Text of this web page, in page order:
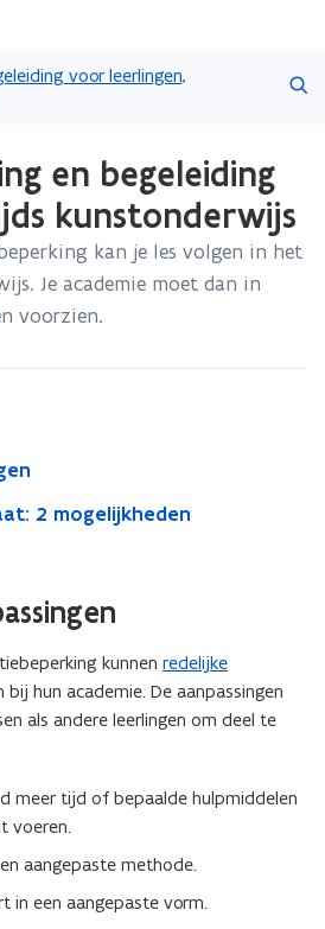
en
gaan
voor leerlingen,
en begeleiding
kunstonderwijs
kan je les volgen in het
Je academie moet dan in
voorzien.
2 mogelijkheden
kunnen redelijke
bij hun academie. De aanpassingen
als andere leerlingen om deel te
meer tijd of bepaalde hulpmiddelen
voeren.
aangepaste methode.
in een aangepaste vorm.